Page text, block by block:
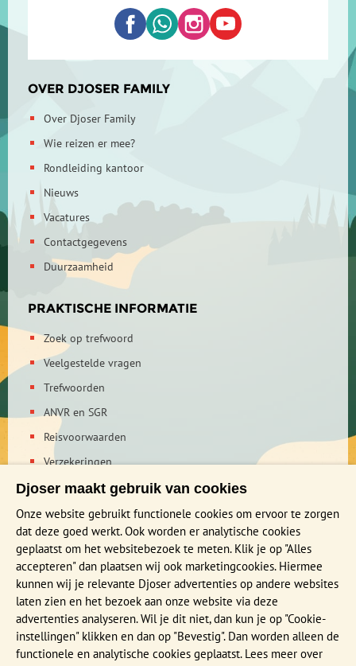
OVER DJOSER FAMILY
Over Djoser Family
Wie reizen er mee?
Rondleiding kantoor
Nieuws
Vacatures
Contactgegevens
Duurzaamheid
PRAKTISCHE INFORMATIE
Zoek op trefwoord
Veelgestelde vragen
Trefwoorden
ANVR en SGR
Reisvoorwaarden
Verzekeringen
Reis en boek met Djoser zekerheid
Privacy verklaring
MEER WETEN?
Brochure aanvragen
Presentaties en Infodagen
Aanmelden nieuwsbrief
Djoser maakt gebruik van cookies
Onze website gebruikt functionele cookies om ervoor te zorgen
dat deze goed werkt. Ook worden er analytische cookies
geplaatst om het websitebezoek te meten. Klik je op "Alles
accepteren" dan plaatsen wij ook marketingcookies. Hiermee
kunnen wij je relevante Djoser advertenties op andere websites
laten zien en het bezoek aan onze website via deze
advertenties analyseren. Wil je dit niet, dan kun je op "Cookie-
instellingen" klikken en dan op "Bevestig". Dan worden alleen de
functionele en analytische cookies geplaatst. Lees meer over